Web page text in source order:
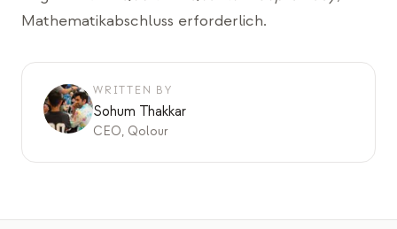
Organisationen
Bildungs-Fallstudie
Undergraduate Quantum Education
Mathematikabschluss erforderlich.
WRITTEN BY
Sohum Thakkar
CEO, Qolour